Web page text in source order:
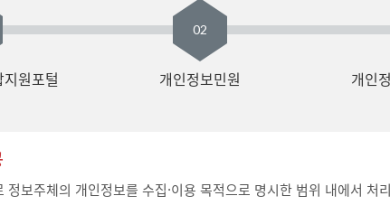
원포털
02
개인정보민원 개인
정보주체의 개인정보를 수집·이용 목적으로 명시한 범위 내에서